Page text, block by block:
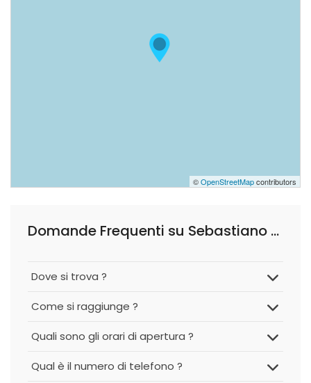
©OpenStreetMapcontributors
Domande Frequenti su Sebastiano Parillo - Consulente Patrimoniale Indipendente
Dove si trova ?
Come si raggiunge ?
Quali sono gli orari di apertura ?
Qual è il numero di telefono ?